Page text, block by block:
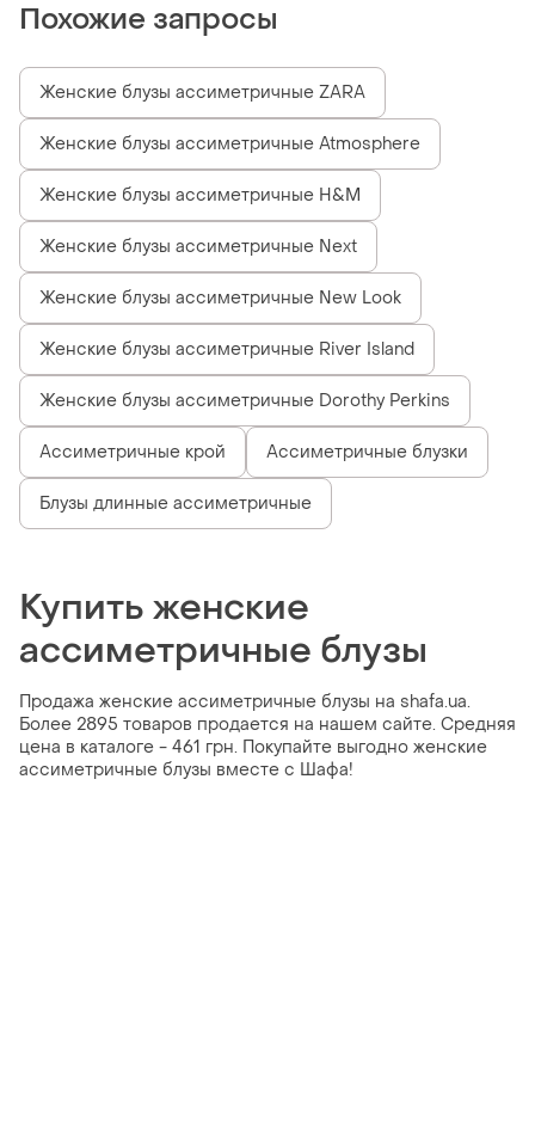
Похожие запросы
Женские блузы ассиметричные ZARA
Женские блузы ассиметричные Atmosphere
Женские блузы ассиметричные H&M
Женские блузы ассиметричные Next
Женские блузы ассиметричные New Look
Женские блузы ассиметричные River Island
Женские блузы ассиметричные Dorothy Perkins
Ассиметричные крой Ассиметричные блузки
Блузы длинные ассиметричные
Купить женские
ассиметричные блузы
Продажа женские ассиметричные блузы на shafa.ua.
Более 2895 товаров продается на нашем сайте. Средняя
цена в каталоге - 461 грн. Покупайте выгодно женские
ассиметричные блузы вместе с Шафа!